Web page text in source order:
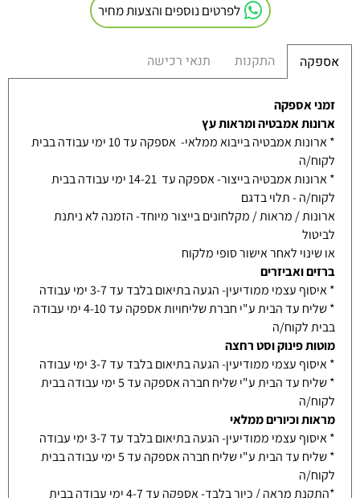
לפרטים נוספים והצעות מחיר
אספקה התקנות תנאי רכישה
זמני אספקה
ארונות אמבטיה ומראות עץ
* ארונות אמבטיה בייבוא ממלאי- אספקה עד 10 ימי עבודה בבית
לקוח/ה
* ארונות אמבטיה בייצור- אספקה עד 14-21 ימי עבודה בבית
לקוח/ה - תלוי בדגם
ארונות / מראות / מקלחונים בייצור מיוחד- הזמנה לא ניתנת
לביטול
או שינוי לאחר אישור סופי מלקוח
ברזים ואביזרים
* איסוף עצמי ממודיעין- הגעה בתיאום בלבד עד 3-7 ימי עבודה
* שליח עד הבית ע"י חברת שליחויות אספקה עד 4-10 ימי עבודה
בבית לקוח/ה
מוטות פינוק וסט רחצה
* איסוף עצמי ממודיעין- הגעה בתיאום בלבד עד 3-7 ימי עבודה
* שליח עד הבית ע"י שליח חברה אספקה עד 5 ימי עבודה בבית
לקוח/ה
מראות וכיורים ממלאי
* איסוף עצמי ממודיעין- הגעה בתיאום בלבד עד 3-7 ימי עבודה
* שליח עד הבית ע"י שליח חברה אספקה עד 5 ימי עבודה בבית
לקוח/ה
*התקנת מראה / כיור בלבד- אספקה עד 4-7 ימי עבודה בבית